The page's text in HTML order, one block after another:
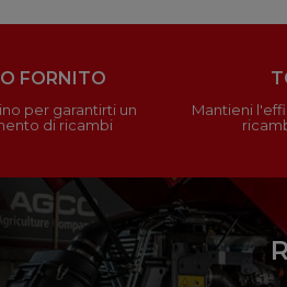
FORNITO
per garantirti un
di ricambi
Mantieni